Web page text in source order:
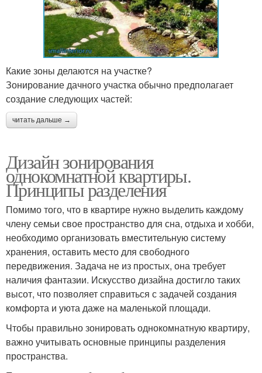
Какие зоны делаются на участке?
Зонирование дачного участка обычно предполагает
создание следующих частей:
читать дальше →
Дизайн зонирования
однокомнатной квартиры.
Принципы разделения
Помимо того, что в квартире нужно выделить каждому
члену семьи свое пространство для сна, отдыха и хобби,
необходимо организовать вместительную систему
хранения, оставить место для свободного
передвижения. Задача не из простых, она требует
наличия фантазии. Искусство дизайна достигло таких
высот, что позволяет справиться с задачей создания
комфорта и уюта даже на маленькой площади.
Чтобы правильно зонировать однокомнатную квартиру,
важно учитывать основные принципы разделения
пространства.